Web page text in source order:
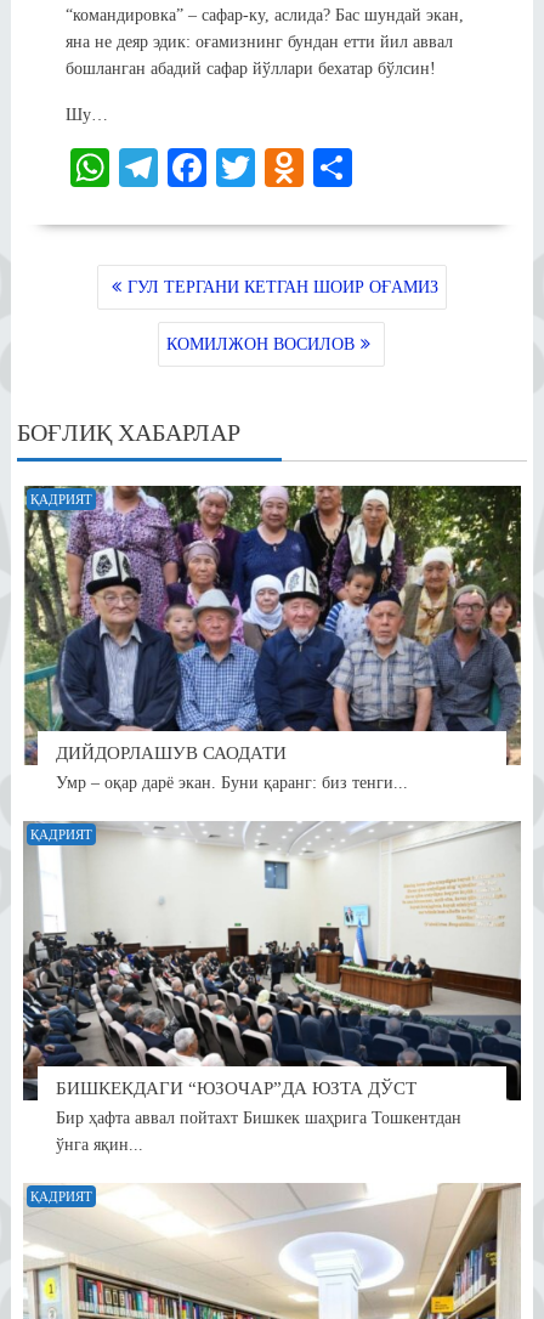
“командировка” – сафар-ку, аслида? Бас шундай экан,
яна не деяр эдик: оғамизнинг бундан етти йил аввал
бошланган абадий сафар йўллари бехатар бўлсин!
Шу…
W
A
pp
Te
a
m
Fa
ok
T
r
O
la
ss
ni
MENYUSI
ГУЛ ТЕРГАНИ КЕТГАН ШОИР ОҒАМИЗ
КОМИЛЖОН ВОСИЛОВ
БОҒЛИҚ ХАБАРЛАР
ҚАДРИЯТ
ДИЙДОРЛАШУВ САОДАТИ
Умр – оқар дарё экан. Буни қаранг: биз тенги...
ҚАДРИЯТ
БИШКЕКДАГИ “ЮЗОЧАР”ДА ЮЗТА ДЎСТ
Бир ҳафта аввал пойтахт Бишкек шаҳрига Тошкентдан
ўнга яқин...
ҚАДРИЯТ